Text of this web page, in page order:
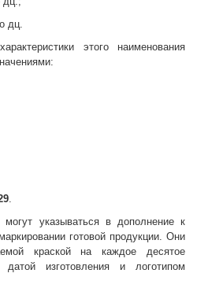
дц.
этого наименования
.
указываться в дополнение к
готовой продукции. Они
краской на каждое десятое
изготовления и логотипом